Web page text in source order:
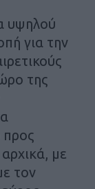
υψηλού
για την
της
προς
με
τον